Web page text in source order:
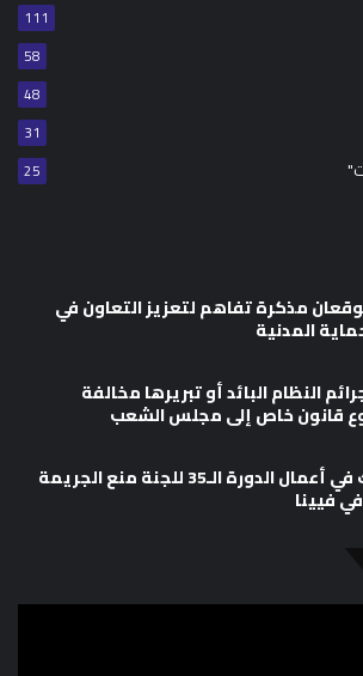
111
58
48
31
25
مذكرة تفاهم لتعزيز التعاون في
المدنية
النظام البائد أو تبريرها مخالفة
قانون خاص إلى مجلس الشعب
وزارة العدل تشارك في أعمال الدورة الـ35 للجنة منع الجريمة
فيينا